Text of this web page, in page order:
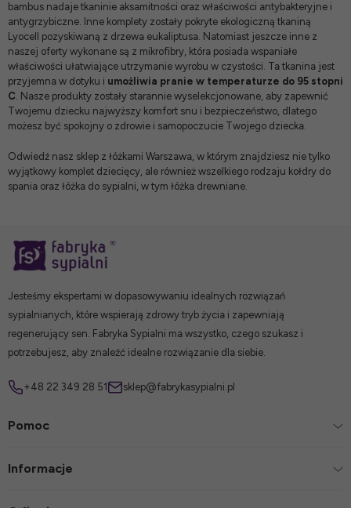
bambus nadaje tkaninie aksamitności oraz właściwości antybakteryjne i
antygrzybiczne. Inne komplety zostały pokryte ekologiczną tkaniną
Lyocell pozyskiwaną z drzewa eukaliptusa. Natomiast jeszcze inne z
naszej oferty wykonane są z mikrofibry, która posiada wspaniałe
właściwości ułatwiające utrzymanie wyrobu w czystości. Ta tkanina jest
przyjemna w dotyku i umożliwia pranie w temperaturze do 95 stopni
C . Nasze produkty zostały starannie wyselekcjonowane, aby zapewnić
Twojemu dziecku najwyższy komfort snu i bezpieczeństwo, dlatego
możesz być spokojny o zdrowie i samopoczucie Twojego dziecka.
Odwiedź nasz sklep z łóżkami Warszawa , w którym znajdziesz nie tylko
wyjątkowy komplet dziecięcy, ale również wszelkiego rodzaju kołdry do
spania oraz łóżka do sypialni , w tym łóżka drewniane
Jesteśmy ekspertami w dopasowywaniu idealnych rozwiązań
sypialnianych, które wspierają zdrowy tryb życia i zapewniają
regenerujący sen. Fabryka Sypialni ma wszystko, czego szukasz i
potrzebujesz, aby znaleźć idealne rozwiązanie dla siebie.
+48 22 349 28 51 sklep@fabrykasypialni.pl
Pomoc
Informacje